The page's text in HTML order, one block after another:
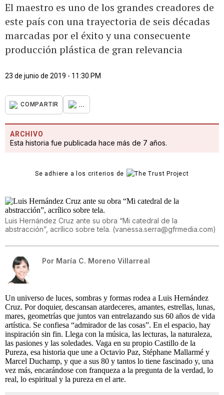
El maestro es uno de los grandes creadores de
este país con una trayectoria de seis décadas
marcadas por el éxito y una consecuente
producción plástica de gran relevancia
23 de junio de 2019 - 11:30 PM
COMPARTIR ...
ARCHIVO
Esta historia fue publicada hace más de 7 años.
Se adhiere a los criterios de
Luis Hernández Cruz ante su obra “Mi catedral de la
abstracción”, acrílico sobre tela. (vanessa.serra@gfrmedia.com)
Por María C. Moreno Villarreal
Un universo de luces, sombras y formas rodea a Luis Hernández
Cruz. Por doquier, descansan atardeceres, amantes, estrellas, lunas,
mares, geometrías que juntos van entrelazando sus 60 años de vida
artística. Se confiesa “admirador de las cosas”. En el espacio, hay
inspiración sin fin. Llega con la música, las lecturas, la naturaleza,
las pasiones y las soledades. Vaga en su propio Castillo de la
Pureza, esa historia que une a Octavio Paz, Stéphane Mallarmé y
Marcel Duchamp, y que a sus 80 y tantos lo tiene fascinado y, una
vez más, encarándose con franqueza a la pregunta de la verdad, lo
real, lo espiritual y la pureza en el arte.